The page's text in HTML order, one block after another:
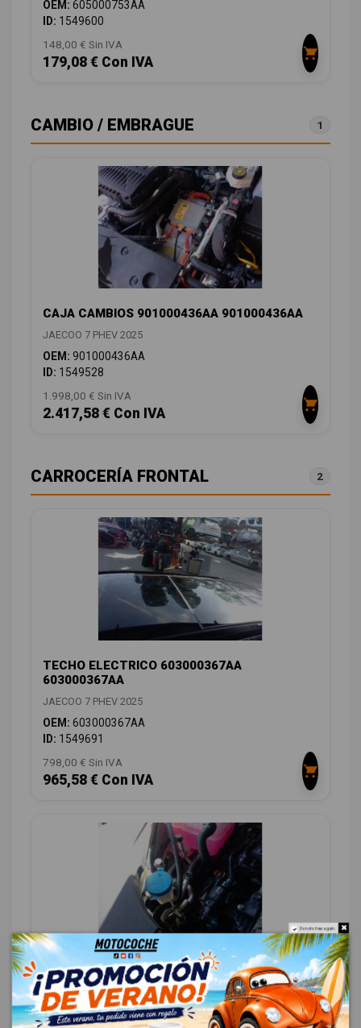
OEM: 605000753AA
ID: 1549600
148,00 € Sin IVA
179,08 € Con IVA
CAMBIO / EMBRAGUE 1
CAJA CAMBIOS 901000436AA 901000436AA
JAECOO 7 PHEV 2025
OEM: 901000436AA
ID: 1549528
1.998,00 € Sin IVA
2.417,58 € Con IVA
CARROCERÍA FRONTAL 2
TECHO ELECTRICO 603000367AA
603000367AA
JAECOO 7 PHEV 2025
OEM: 603000367AA
ID: 1549691
798,00 € Sin IVA
965,58 € Con IVA
DEPOSITO LIMPIA 607000164AA 607000164AA
JAECOO 7 PHEV 2025
OEM:607000164AA
Do not show again.